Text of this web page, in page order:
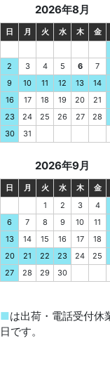
2026年8月
日 月 火 水 木 金
2
3 4 5 6 7
9
10 11 12 13 14
16
17 18 19 20 21
23
24 25 26 27 28
30
31
2026年9月
日 月 火 水 木 金
1
2 3 4
6
7 8 9 10 11
13
14 15 16 17 18
20
21 22 23 24 25
27
28 29 30
■は出荷・電話受付休
日です。